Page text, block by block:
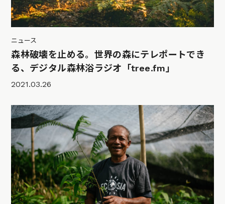
ニュース
森林破壊を止める。世界の森にテレポートでき
る、デジタル森林浴ラジオ「tree.fm」
2021.03.26